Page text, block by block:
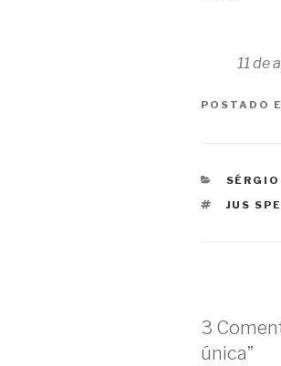
11 de
POSTADO
TAGS
JUS
3
única”